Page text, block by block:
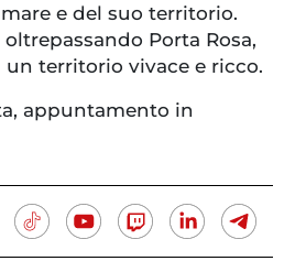
e del suo territorio.
Porta Rosa,
territorio vivace e ricco.
appuntamento in